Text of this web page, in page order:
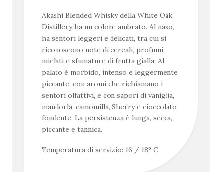
Akashi Blended Whisky della White Oak
Distillery ha un colore ambrato. Al naso,
ha sentori leggeri e delicati, tra cui si
riconoscono note di cereali, profumi
mielati e sfumature di frutta gialla. Al
palato è morbido, intenso e leggermente
piccante, con aromi che richiamano i
sentori olfattivi, e con sapori di vaniglia,
mandorla, camomilla, Sherry e cioccolato
fondente. La persistenza è lunga, secca,
piccante e tannica.
Temperatura di servizio: 16 / 18° C